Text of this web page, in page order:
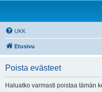
UKK
Etusivu
Poista evästeet
Haluatko varmasti poistaa tämän